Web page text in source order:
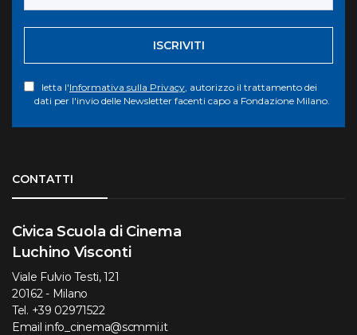
ISCRIVITI
letta l'Informativa sulla Privacy, autorizzo il trattamento dei
dati per l'invio delle Newsletter facenti capo a Fondazione Milano.
CONTATTI
Civica Scuola di Cinema
Luchino Visconti
Viale Fulvio Testi, 121
20162 - Milano
Tel. +39 02971522
Email info_cinema@scmmi.it